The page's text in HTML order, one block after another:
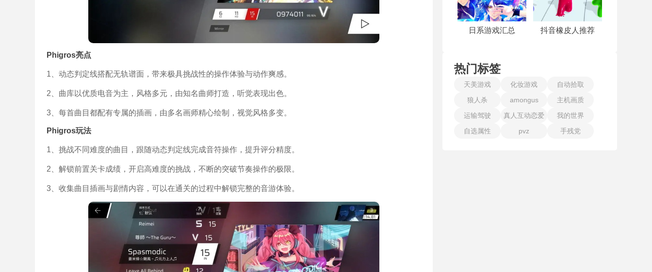
Phigros亮点
1、动态判定线搭配无轨谱面，带来极具挑战性的操作体验与动作爽感。
2、曲库以优质电音为主，风格多元，由知名曲师打造，听觉表现出色。
3、每首曲目都配有专属的插画，由多名画师精心绘制，视觉风格多变。
Phigros玩法
1、挑战不同难度的曲目，跟随动态判定线完成音符操作，提升评分精度。
2、解锁前置关卡成绩，开启高难度的挑战，不断的突破节奏操作的极限。
3、收集曲目插画与剧情内容，可以在通关的过程中解锁完整的音游体验。
日系游戏汇总 抖音橡皮人推荐
热门标签
天美游戏 化妆游戏
自动拾取
狼人杀
amongus
主机画质
运输驾驶
真人互动恋爱
我的世界
自选属性
pvz 手残党